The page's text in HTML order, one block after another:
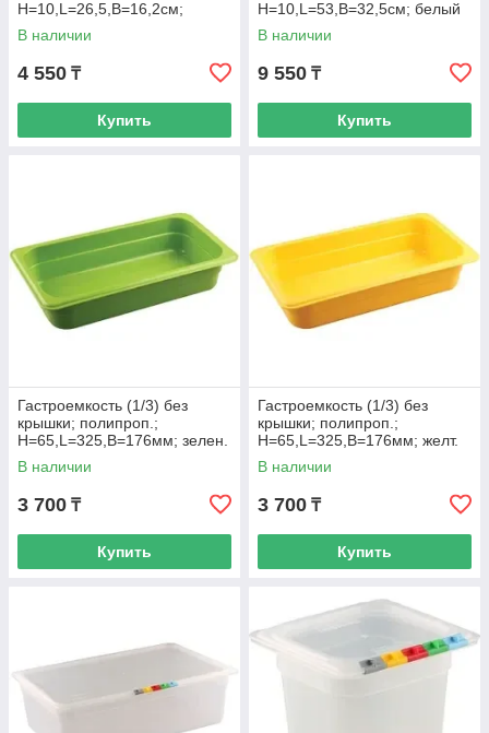
H=10,L=26,5,B=16,2см;
прозр.
В наличии
4 550 ₸
Купить
H=10,L=53,B=32,5см; белый
В наличии
9 550 ₸
Купить
Гастроемкость (1/3) без
крышки; полипроп.;
H=65,L=325,B=176мм; зелен.
В наличии
3 700 ₸
Купить
Гастроемкость (1/3) без
крышки; полипроп.;
H=65,L=325,B=176мм; желт.
В наличии
3 700 ₸
Купить